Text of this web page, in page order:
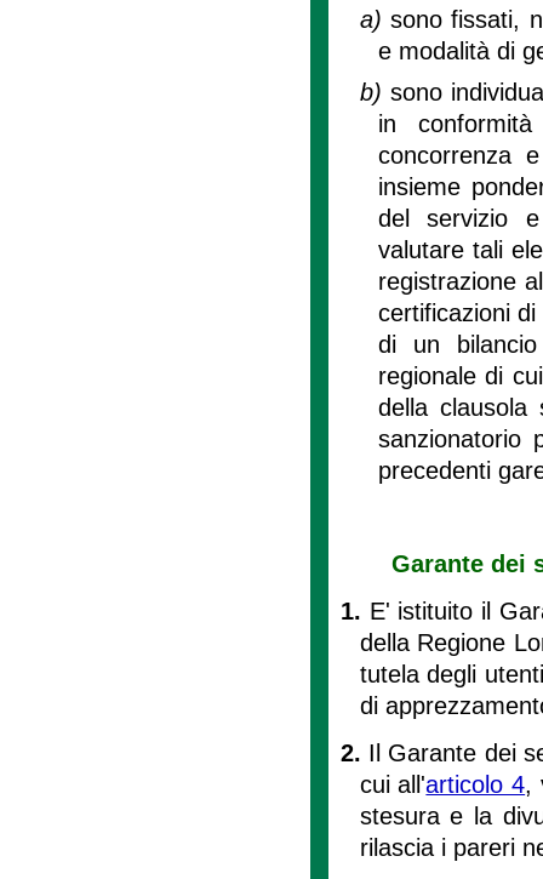
a) sono fissati,
e modalità di
b) sono
in
concorrenza
insieme
del servizio
valutare tali
registrazione
certificazioni
di un
regionale di
della clausola
sanzionatorio
precedenti
Garante dei
1. E' istituito il
della Regione
tutela degli
di
2. Il Garante dei
cui all'articolo 4,
stesura e la
rilascia i pareri